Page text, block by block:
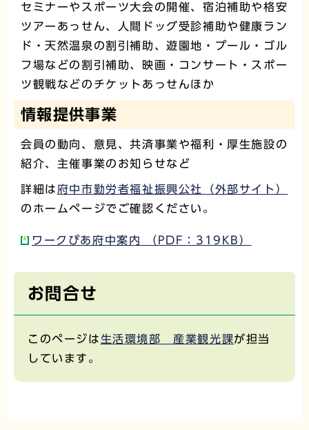
セミナーやスポーツ大会の開催、宿泊補助や格安
ツアーあっせん、人間ドッグ受診補助や健康ラン
ド・天然温泉の割引補助、遊園地・プール・ゴル
フ場などの割引補助、映画・コンサート・スポー
ツ観戦などのチケットあっせんほか
情報提供事業
会員の動向、意見、共済事業や福利・厚生施設の
紹介、主催事業のお知らせなど
詳細は 府中市勤労者福祉振興公社（外部サイト）
のホームページでご確認ください。
ワークぴあ府中案内 （PDF：319KB）
お問合せ
このページは生活環境部 産業観光課が担当
しています。